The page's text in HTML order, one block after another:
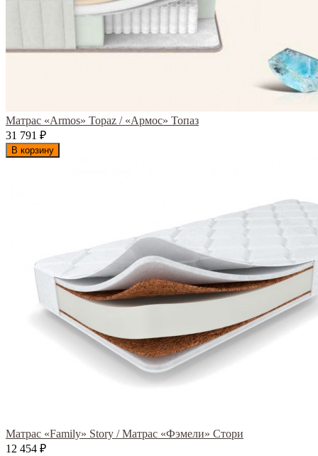
Матрас «Armos» Topaz / «Армос» Топаз
31 791
₽
В корзину
Матрас «Family» Story / Матрас «Фэмели» Стори
12 454 ₽